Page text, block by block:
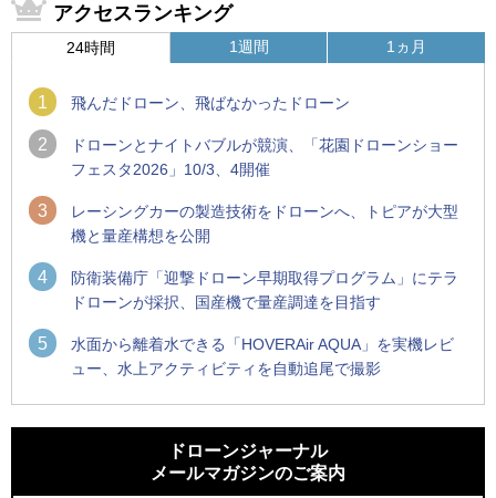
アクセスランキング
24時間
1 飛んだドローン、飛ばなかったドローン
2
ドローンとナイトバブルが競演、「花園ドローンショー
フェスタ2026」10/3、4開催
3
レーシングカーの製造技術をドローンへ、トピアが大型
機と量産構想を公開
4
防衛装備庁「迎撃ドローン早期取得プログラム」にテラ
ドローンが採択、国産機で量産調達を目指す
5
水面から離着水できる「HOVERAir AQUA」を実機レビ
ュー、水上アクティビティを自動追尾で撮影
1週間
ーンが採択、国産機で量産調達を目指す
ROBOZ、北名古屋市制20周年記念で「空飛ぶLEDスクリー
1ヵ月
ン」とドローンショーによる新演出を実施
防衛装備庁「迎撃ドローン早期取得プログラム」にテラドロ
ドローンジャーナル
メールマガジンのご案内